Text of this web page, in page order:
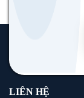
LIÊN HỆ